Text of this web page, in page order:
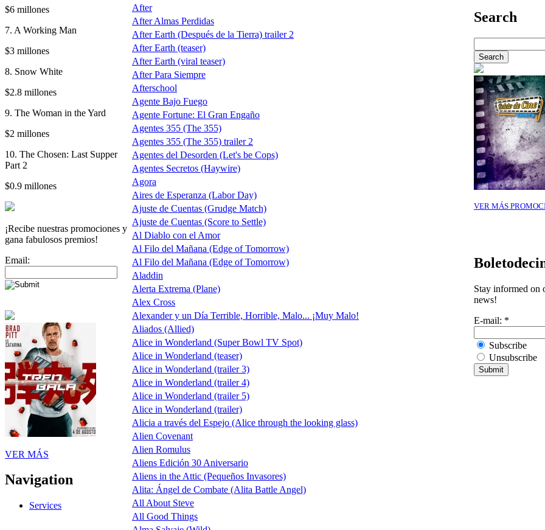
$6 millones
7. A Working Man
$3 millones
8. Snow White
$2.8 millones
9. The Woman in the Yard
$2 millones
10. The Chosen: Last Supper
Part 2
$0.9 millones
¡Recibe nuestras promociones y
gana fabulosos premios!
Email:
VER MÁS
Navigation
Services
After
After Almas Perdidas
After Earth (Después de la Tierra) trailer 2
After Earth (teaser)
After Earth (viral teaser)
After Para Siempre
Afterschool
Agente Bajo Fuego
Agente Fortune: El Gran Engaño
Agentes 355 (The 355)
Agentes 355 (The 355) trailer 2
Agentes del Desorden (Let's be Cops)
Agentes Secretos (Haywire)
Agora
Aires de Esperanza (Labor Day)
Ajuste de Cuentas (Grudge Match)
Ajuste de Cuentas (Score to Settle)
Al Diablo con el Amor
Al Filo del Mañana (Edge of Tomorrow)
Al Filo del Mañana (Edge of Tomorrow)
Aladdin
Alerta Extrema (Plane)
Alex Cross
Alexander y un Día Terrible, Horrible, Malo... ¡Muy Malo!
Aliados (Allied)
Alice in Wonderland (Super Bowl TV Spot)
Alice in Wonderland (teaser)
Alice in Wonderland (trailer 3)
Alice in Wonderland (trailer 4)
Alice in Wonderland (trailer 5)
Alice in Wonderland (trailer)
Alicia a través del Espejo (Alice through the looking glass)
Alien Covenant
Alien Romulus
Aliens Edición 30 Aniversario
Aliens in the Attic (Pequeños Invasores)
Alita: Ángel de Combate (Alita Battle Angel)
All About Steve
All Good Things
Search
VER MÁS
Stay informed on
news!
E-mail: *
Subscribe
Unsubscribe